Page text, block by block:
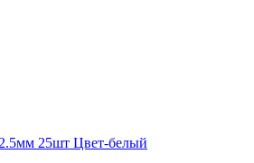
25шт Цвет-белый